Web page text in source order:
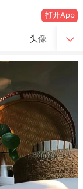
打开App
头像